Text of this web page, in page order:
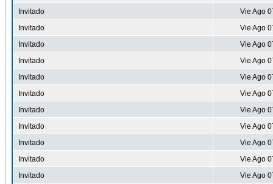
Invitado
Vie Ago
Invitado
Vie Ago
Invitado
Vie Ago
Invitado
Vie Ago
Invitado
Vie Ago
Invitado
Vie Ago
Invitado
Vie Ago
Invitado
Vie Ago
Invitado
Vie Ago
Invitado
Vie Ago
Invitado
Vie Ago